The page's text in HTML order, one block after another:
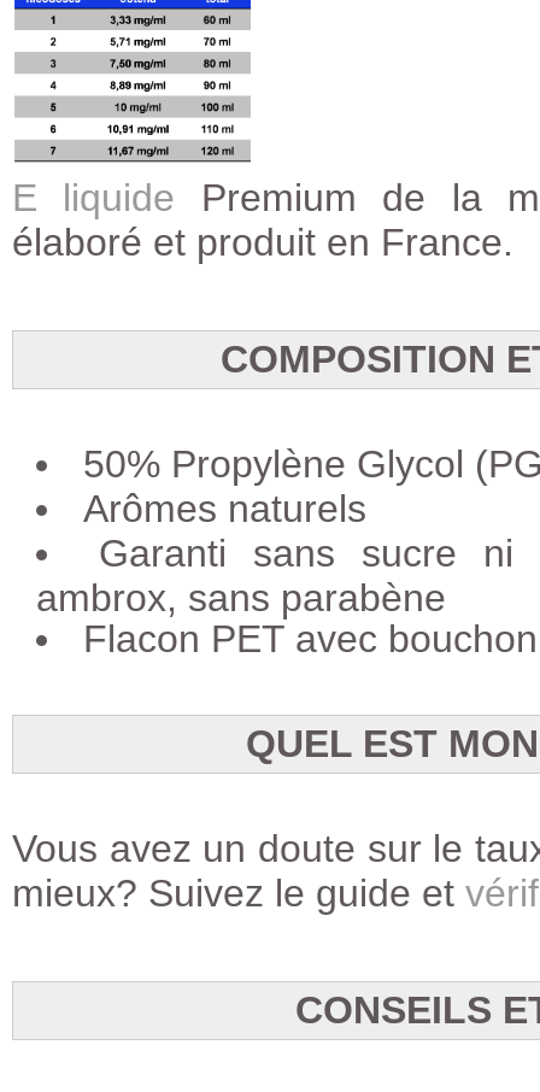
E liquide Premium de la
élaboré et produit en France.
COMPOSITION
50% Propylène Glycol
Arômes naturels
Garanti sans sucre ni
ambrox, sans parabène
Flacon PET avec
QUEL EST
Vous avez un doute sur le
mieux? Suivez le guide et
CONSEILS